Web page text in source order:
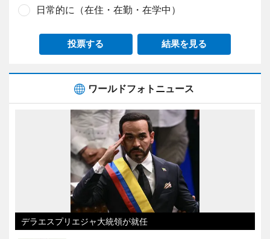
日常的に（在住・在勤・在学中）
投票する 結果を見る
ワールドフォトニュース
デラエスプリエジャ大統領が就任